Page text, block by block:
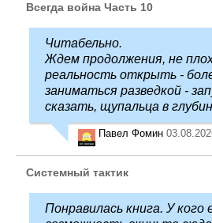
Всегда война Часть 10
Читабельно.
Ждем продолжения, не
реальность открыть -
заниматься разведкой -
сказать, щупальца в
Павел Фомин
Системный тактик
Понравилась книга. У кого